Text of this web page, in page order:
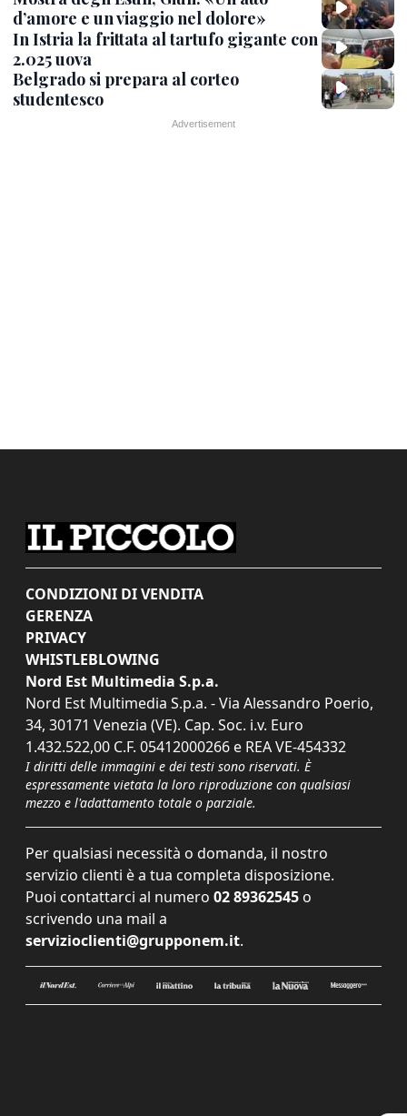
d’amore e un viaggio nel dolore»
In Istria la frittata al tartufo gigante con
2.025 uova
Belgrado si prepara al corteo
studentesco
CONDIZIONI DI VENDITA
GERENZA
PRIVACY
WHISTLEBLOWING
Nord Est Multimedia S.p.a.
Nord Est Multimedia S.p.a. - Via Alessandro Poerio,
34, 30171 Venezia (VE). Cap. Soc. i.v. Euro
1.432.522,00 C.F. 05412000266 e REA VE-454332
I diritti delle immagini e dei testi sono riservati. È
espressamente vietata la loro riproduzione con qualsiasi
mezzo e l'adattamento totale o parziale.
Per qualsiasi necessità o domanda, il nostro
servizio clienti è a tua completa disposizione.
Puoi contattarci al numero 02 89362545 o
scrivendo una mail a
servizioclienti@grupponem.it.